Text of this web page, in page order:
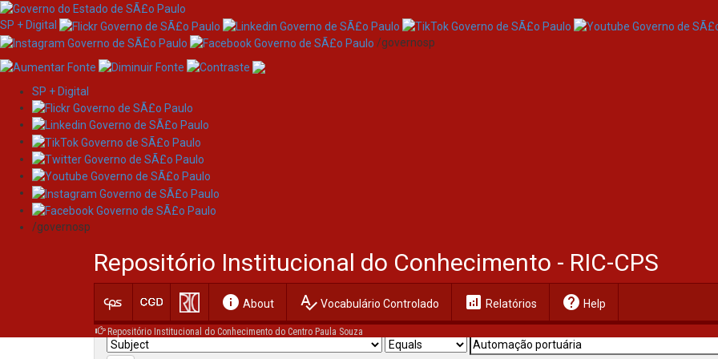
Skip
navigation
SP + Digital
/governosp
SP + Digital
/governosp
Repositório Institucional do Conhecimento - RIC-CPS
info About spellcheck Vocabulário Controlado analytics Relatórios help Help
Repositório Institucional do Conhecimento do Centro Paula Souza
Search
Current filters: